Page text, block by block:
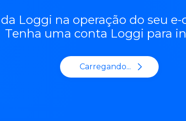
Loggi na operação do seu e-
Tenha uma conta Loggi para
Carregando...